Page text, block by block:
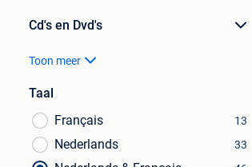
Cd's en Dvd's
Toon meer
Taal
Français
13
Nederlands 33